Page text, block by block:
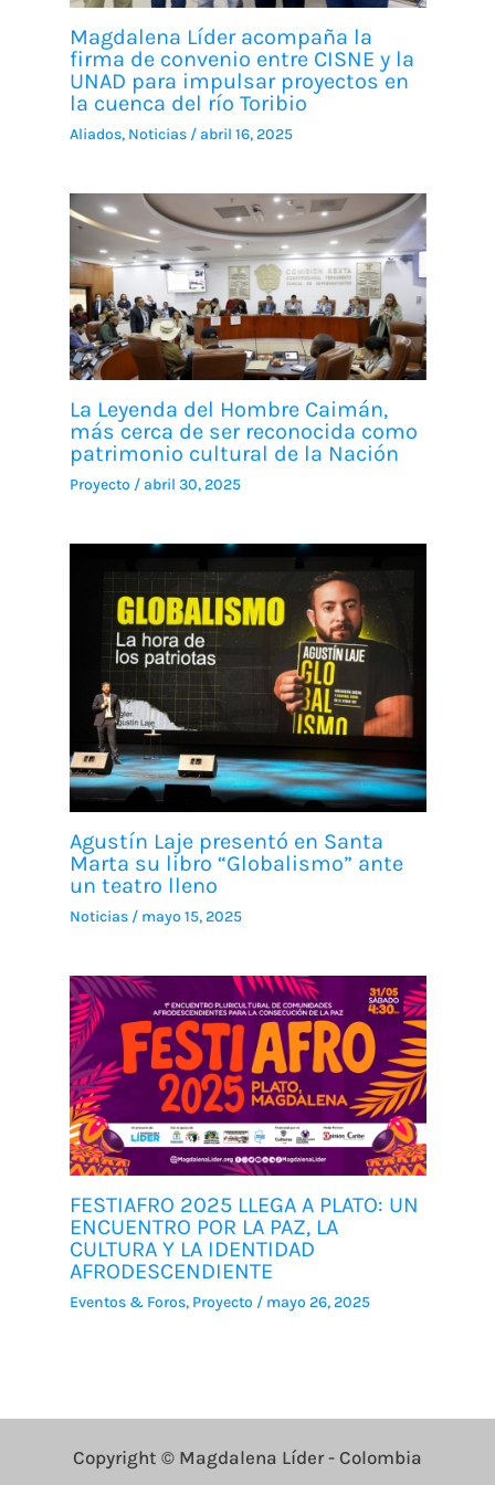
Magdalena Líder acompaña la
firma de convenio entre CISNE y la
UNAD para impulsar proyectos en
la cuenca del río Toribio
Aliados, Noticias/abril 16, 2025
La Leyenda del Hombre Caimán,
más cerca de ser reconocida como
patrimonio cultural de la Nación
Proyecto /abril 30, 2025
Agustín Laje presentó en Santa
Marta su libro “Globalismo” ante
un teatro lleno
Noticias/ mayo 15, 2025
FESTIAFRO 2025 LLEGA A PLATO: UN
ENCUENTRO POR LA PAZ, LA
CULTURA Y LA IDENTIDAD
AFRODESCENDIENTE
Eventos & Foros, Proyecto / mayo 26, 2025
Copyright © Magdalena Líder - Colombia